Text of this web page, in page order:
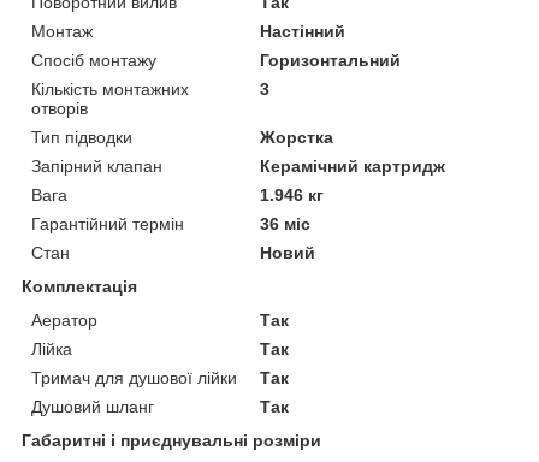
Монтаж
Настінний
Спосіб монтажу
Горизонтальний
Кількість монтажних
отворів
3
Тип підводки
Жорстка
Запірний клапан
Керамічний картридж
Вага
1.946 кг
Гарантійний термін
36 міс
Стан
Новий
Комплектація
Аератор
Так
Лійка
Так
Тримач для душової лійки
Так
Душовий шланг
Так
Габаритні і приєднувальні розміри